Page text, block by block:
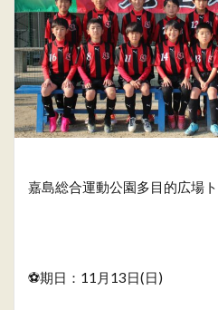
嘉島総合運動公園多目的広場
⚽️期日：11月13日(日)